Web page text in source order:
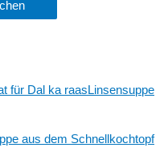
Linsensuppe
aus dem Schnellkochtopf